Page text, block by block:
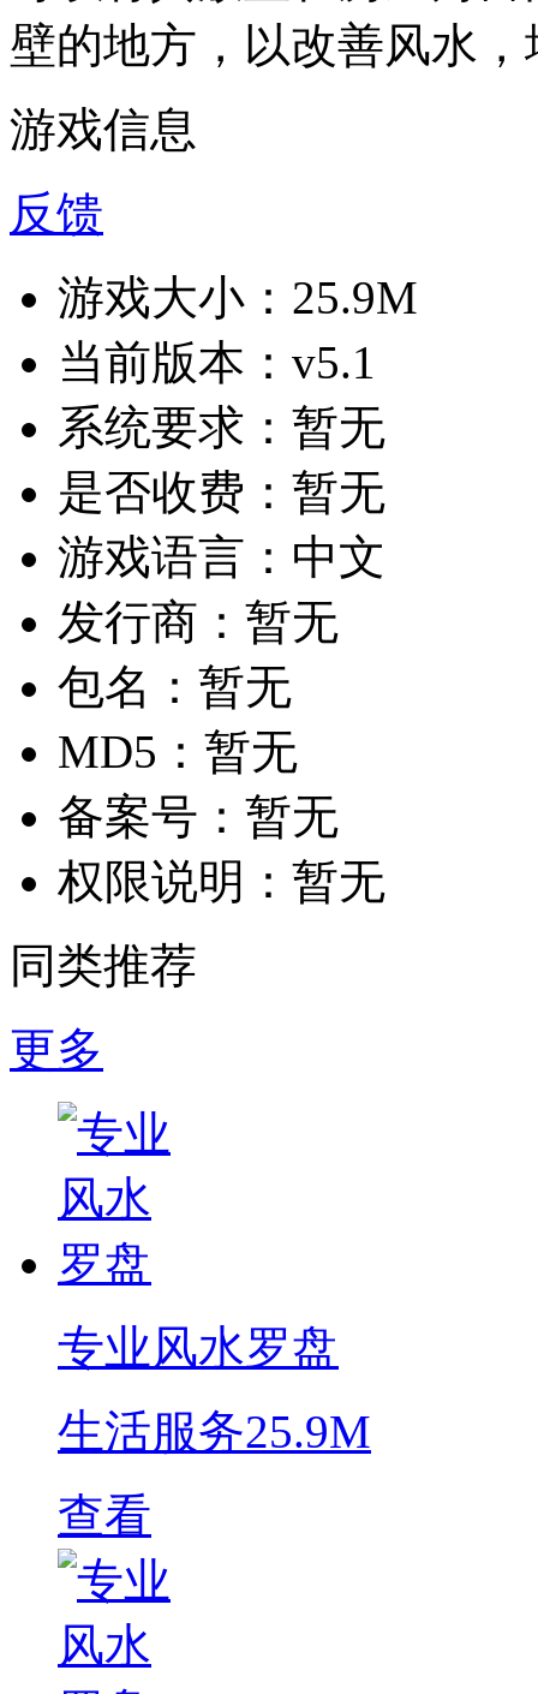
壁的地方，以改善风水
游戏信息
反馈
游戏大小： 25.9M
当前版本： v5.1
系统要求： 暂无
是否收费： 暂无
游戏语言： 中文
发行商： 暂无
包名： 暂无
MD5： 暂无
备案号： 暂无
权限说明： 暂无
同类推荐
更多
专业风水罗盘
生活服务25.9M
查看